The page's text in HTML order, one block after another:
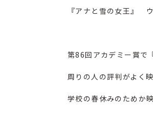
『アナと雪の女王』 ウ
第86回アカデミー賞で
周りの人の評判がよく
学校の春休みのためか